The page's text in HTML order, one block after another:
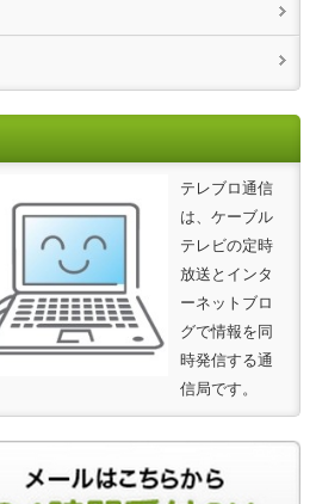
テレブロ通信
は、ケーブル
テレビの定時
放送とインタ
ーネットブロ
グで情報を同
時発信する通
信局です。